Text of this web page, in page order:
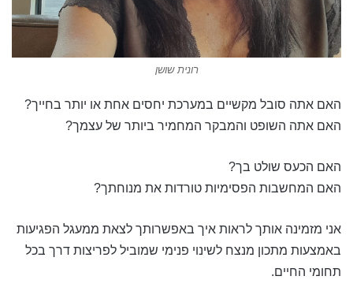
רונית שושן
האם אתה סובל מקשיים במערכת יחסים אחת או יותר בחייך?
האם אתה השופט והמבקר המחמיר ביותר של עצמך?
האם הכעס שולט בך?
האם המחשבות הפסימיות טורדות את מנוחתך?
אני מזמינה אותך לראות איך באפשרותך לצאת ממעגל הפגיעות
באמצעות מתכון מנצח לשינוי פנימי שמוביל לפריצות דרך בכל
תחומי החיים.